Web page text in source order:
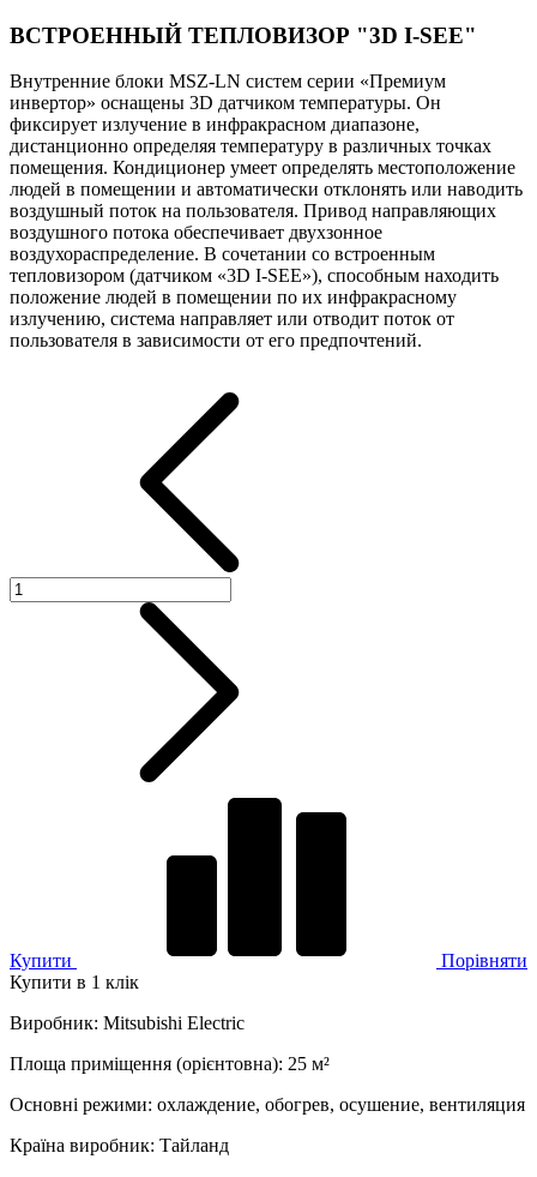
ВСТРОЕННЫЙ ТЕПЛОВИЗОР "3D I-SEE"
Внутренние блоки MSZ-LN систем серии «Премиум
инвертор» оснащены 3D датчиком температуры. Он
фиксирует излучение в инфракрасном диапазоне,
дистанционно определяя температуру в различных точках
помещения. Кондиционер умеет определять местоположение
людей в помещении и автоматически отклонять или наводить
воздушный поток на пользователя. Привод направляющих
воздушного потока обеспечивает двухзонное
воздухораспределение. В сочетании со встроенным
тепловизором (датчиком «3D I-SEE»), способным находить
положение людей в помещении по их инфракрасному
излучению, система направляет или отводит поток от
пользователя в зависимости от его предпочтений.
Купити
Порівняти
Купити в 1 клік
Виробник: Mitsubishi Electric
Площа приміщення (орієнтовна): 25 м²
Основні режими: охлаждение, обогрев, осушение, вентиляция
Країна виробник: Тайланд